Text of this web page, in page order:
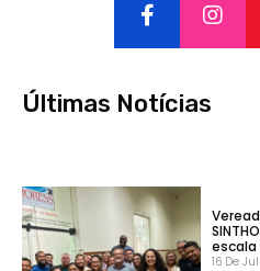
Últimas Notícias
escala
16 De